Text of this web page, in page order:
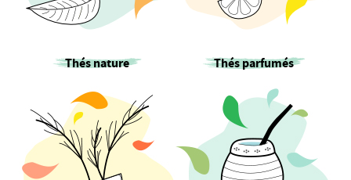
Thés nature Thés parfumés